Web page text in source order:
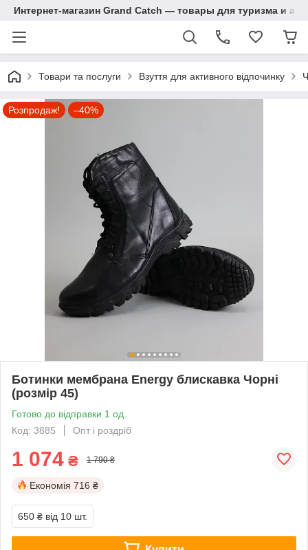
Интернет-магазин Grand Catch — товары для туризма и
Товари та послуги Взуття для активного відпочинку
Розпродаж! –40%
Ботинки мембрана Energy блискавка Чорні
(розмір 45)
Готово до відправки 1 од.
Код: 3885
Опт і роздріб
1 074 ₴ 1 790 ₴
Економія 716 ₴
650 ₴ від 10 шт.